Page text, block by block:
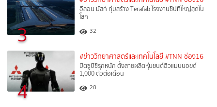
3
อีลอน มัสก์ ทุ่มสร้าง Terafab โรงงานชิปที่ใหญ่สุดใน
โลก
32
4
#ข่าววิทยาศาสตร์และเทคโนโลยี #TNN ช่อง16
มิตซูบิชิรุกหนัก ตั้งสายผลิตหุ่นยนต์ฮิวแมนนอยด์
1,000 ตัวต่อเดือน
28